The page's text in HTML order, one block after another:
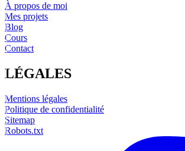
À propos de moi
Mes projets
Blog
Cours
Contact
LÉGALES
Mentions légales
Politique de confidentialité
Sitemap
Robots.txt